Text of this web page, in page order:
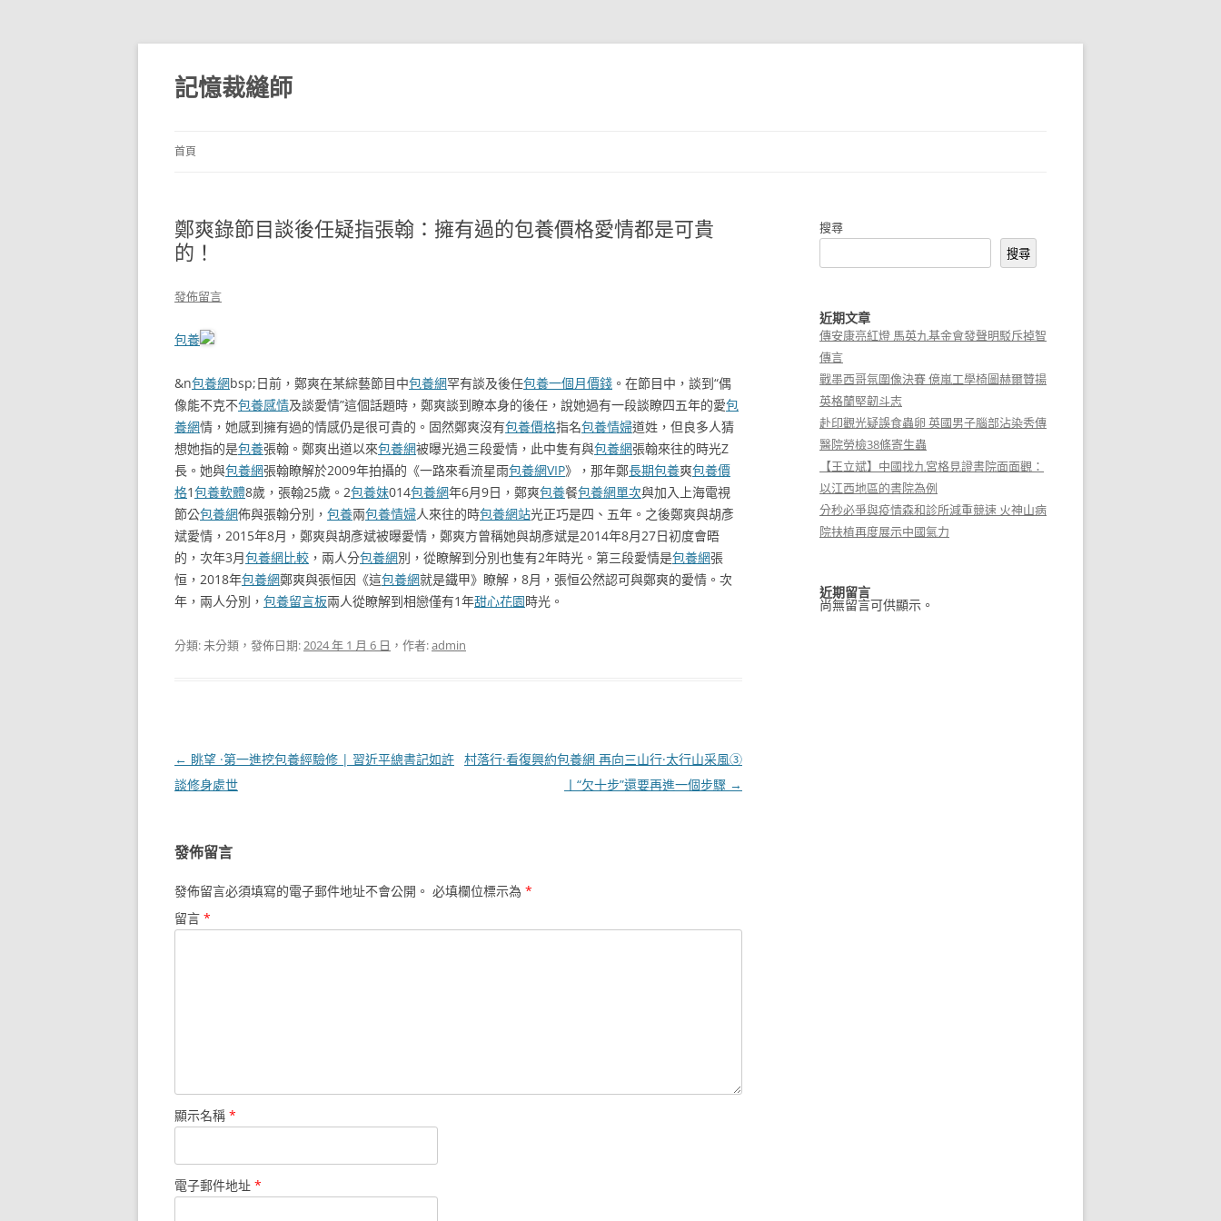
跳
主
要
內
記憶裁縫師
首頁
鄭爽錄節目談後任疑指張翰：擁有過的包養價格愛情都是可貴
的！
發佈留言
包養
&n包養網bsp;日前，鄭爽在某綜藝節目中包養網罕有談及後任包養一個月價錢 。在節目中，談到“偶
像能不克不包養感情及談愛情”這個話題時，鄭爽談到瞭本身的後任，說她過有一段談瞭四五年的愛包
養網情，她感到擁有過的情感仍是很可貴的。固然鄭爽沒有包養價格指名包養情婦道姓，但良多人猜
想她指的是包養張翰。鄭爽出道以來包養網被曝光過三段愛情，此中隻有與包養網張翰來往的時光Z
長。她與包養網張翰瞭解於2009年拍攝的《一路來看流星雨包養網VIP》，那年鄭長期包養爽包養價
格1包養軟體8歲，張翰25歲。2包養妹014包養網年6月9日，鄭爽包養餐包養網單次與加入上海電視
節公包養網佈與張翰分別， 包養兩包養情婦人來往的時包養網站光正巧是四、五年。之後鄭爽與胡彥
斌愛情，2015年8月，鄭爽與胡彥斌被曝愛情，鄭爽方曾稱她與胡彥斌是2014年8月27日初度會晤
的，次年3月包養網比較 ，兩人分包養網別，從瞭解到分別也隻有2年時光。第三段愛情是包養網張
恒，2018年包養網鄭爽與張恒因《這包養網就是鐵甲》瞭解，8月，張恒公然認可與鄭爽的愛情。次
年，兩人分別， 包養留言板兩人從瞭解到相戀僅有1年甜心花園時光。
分類: 未分類，發佈日期:2024 年 1 月 6 日 ，作者:admin
文
章
← 眺望 ·第一進挖包養經驗修 | 習近平總書記如許
談修身處世
村落行·看復興約包養網 再向三山行·太行山采風③
丨“欠十步”還要再進一個步驟 →
發佈留言
發佈留言必須填寫的電子郵件地址不會公開。 必填欄位標示為 *
留言 *
顯示名稱 *
電子郵件地址 *
搜尋
搜尋
近期文章
傳安康亮紅燈 馬英九基金會發聲明駁斥掉智
傳言
戰墨西哥氛圍像決賽 億嵐工學椅圖赫爾贊揚
英格蘭堅韌斗志
赴印觀光疑誤食蟲卵 英國男子腦部沾染秀傳
醫院勞檢38條寄生蟲
【王立斌】中國找九宮格見證書院面面觀：
以江西地區的書院為例
分秒必爭與疫情森和診所減重競速 火神山病
院扶植再度展示中國氣力
近期留言
尚無留言可供顯示。